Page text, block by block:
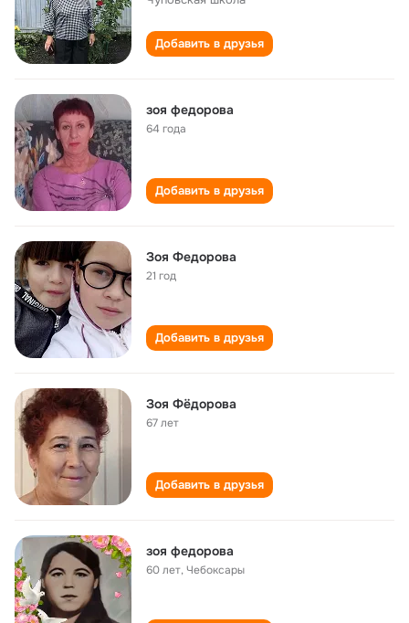
Добавить в друзья
зоя федорова
64 года
Добавить в друзья
Зоя Федорова
21 год
Добавить в друзья
Зоя Фёдорова
67 лет
Добавить в друзья
зоя федорова
60 лет,Чебоксары